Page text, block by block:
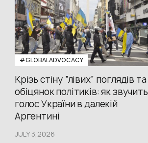
#GLOBALADVOCACY
Крізь стіну “лівих” поглядів та
обіцянок політиків: як звучить
голос України в далекій
Аргентині
JULY 3,2026